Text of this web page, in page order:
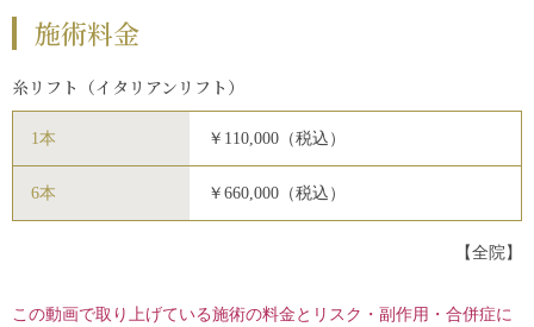
施術料金
糸リフト（イタリアンリフト）
1本 ￥110,000（税込）
6本 ￥660,000（税込）
【全院】
この動画で取り上げている施術の料金とリスク・副作用・合併症に